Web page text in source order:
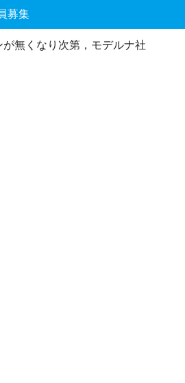
募集
無くなり次第，モデルナ社